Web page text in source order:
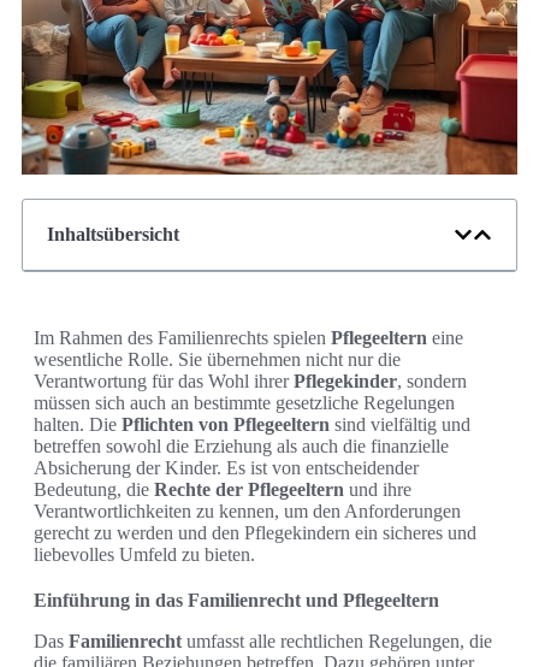
Inhaltsübersicht
Im Rahmen des Familienrechts spielen Pflegeeltern eine
wesentliche Rolle. Sie übernehmen nicht nur die
Verantwortung für das Wohl ihrerPflegekinder, sondern
müssen sich auch an bestimmte gesetzliche Regelungen
halten. Die Pflichten von Pflegeeltern sind vielfältig und
betreffen sowohl die Erziehung als auch die finanzielle
Absicherung der Kinder. Es ist von entscheidender
Bedeutung, die Rechte der Pflegeeltern und ihre
Verantwortlichkeiten zu kennen, um den Anforderungen
gerecht zu werden und den Pflegekindern ein sicheres und
liebevolles Umfeld zu bieten.
Einführung in das Familienrecht und Pflegeeltern
Das Familienrecht umfasst alle rechtlichen Regelungen, die